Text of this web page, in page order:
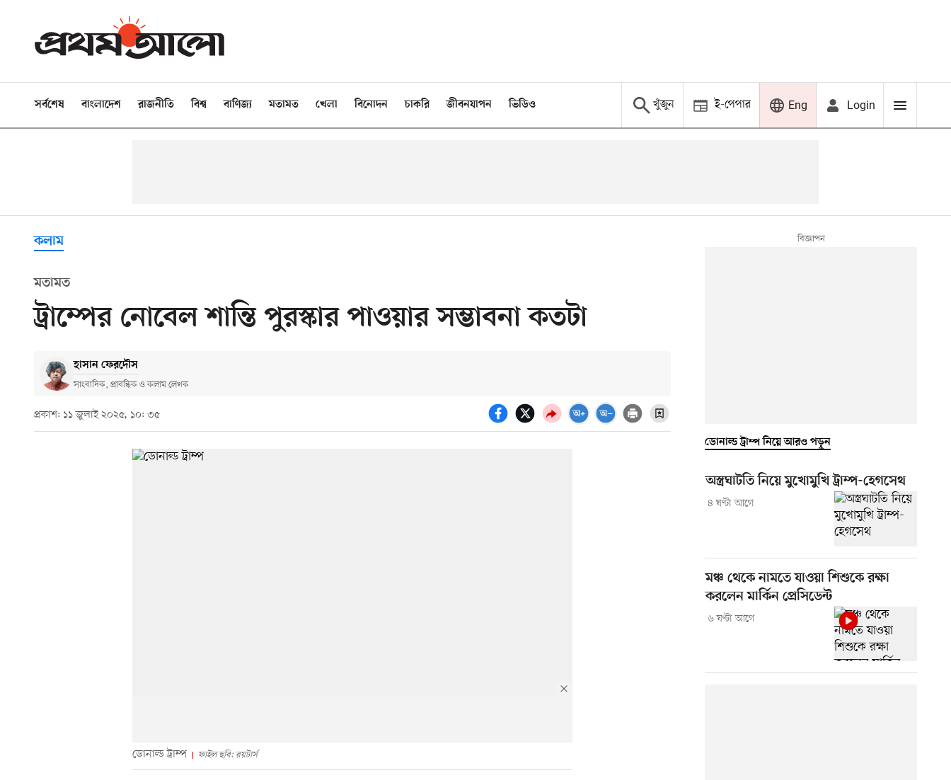
সর্বশেষ বাংলাদেশ রাজনীতি বিশ্ব বাণিজ্য মতামত খেলা বিনোদন চাকরি জীবনযাপন ভিডিও খুঁজুন ই-পেপার Eng Login
কলাম
মতামত
ট্রাম্পের নোবেল শান্তি পুরস্কার পাওয়ার সম্ভাবনা কতটা
হাসান ফেরদৌস
সাংবাদিক, প্রাবন্ধিক ও কলাম লেখক
প্রকাশ: ১১ জুলাই ২০২৫, ১০: ৩৫
ডোনাল্ড ট্রাম্প ফাইল ছবি: রয়টার্স
ডোনাল্ড ট্রাম্প নিয়ে আরও পড়ুন
অস্ত্রঘাটতি নিয়ে মুখোমুখি ট্রাম্প-হেগসেথ
৪ ঘণ্টা আগে
মঞ্চ থেকে নামতে যাওয়া শিশুকে রক্ষা
করলেন মার্কিন প্রেসিডেন্ট
৬ ঘণ্টা আগে